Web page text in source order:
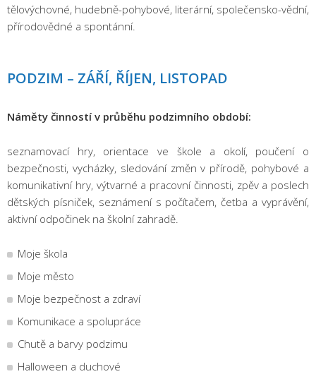
tělovýchovné, hudebně-pohybové, literární, společensko-vědní,
přírodovědné a spontánní.
PODZIM – ZÁŘÍ, ŘÍJEN, LISTOPAD
Náměty činností v průběhu podzimního období:
seznamovací hry, orientace ve škole a okolí, poučení o
bezpečnosti, vycházky, sledování změn v přírodě, pohybové a
komunikativní hry, výtvarné a pracovní činnosti, zpěv a poslech
dětských písniček, seznámení s počítačem, četba a vyprávění,
aktivní odpočinek na školní zahradě.
Moje škola
Moje město
Moje bezpečnost a zdraví
Komunikace a spolupráce
Chutě a barvy podzimu
Halloween a duchové